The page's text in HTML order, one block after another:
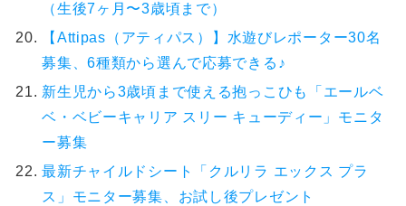
（生後7ヶ月〜3歳頃まで）
【Attipas（アティパス）】水遊びレポーター30名
募集、6種類から選んで応募できる♪
新生児から3歳頃まで使える抱っこひも「エールベ
ベ・ベビーキャリア スリー キューディー」モニタ
ー募集
最新チャイルドシート「クルリラ エックス プラ
ス」モニター募集、お試し後プレゼント